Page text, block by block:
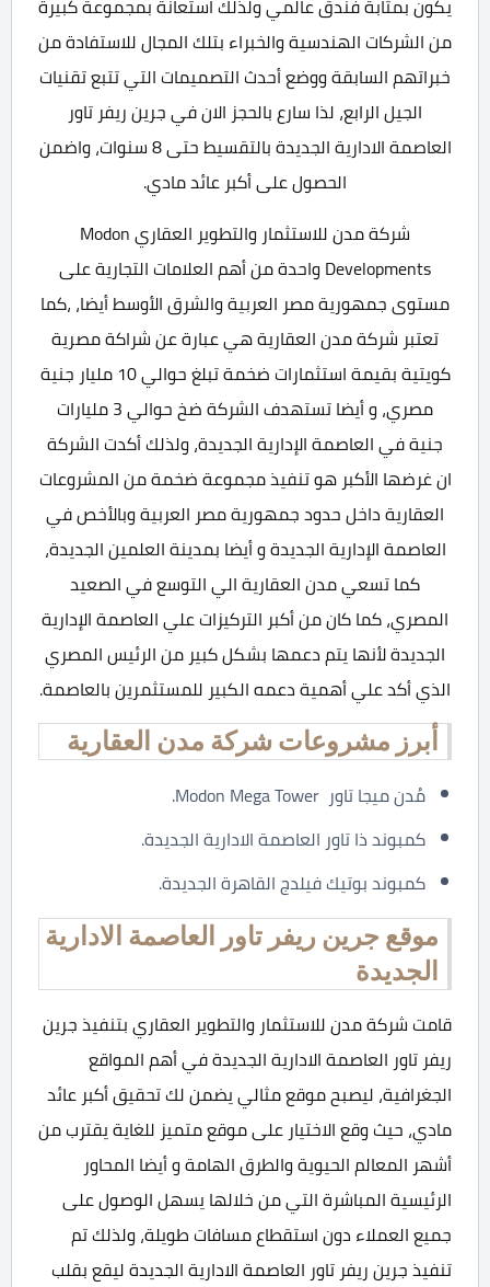
يكون بمثابة فندق عالمي ولذلك استعانة بمجموعة كبيرة
من الشركات الهندسية والخبراء بتلك المجال للاستفادة من
خبراتهم السابقة ووضع أحدث التصميمات التي تتبع تقنيات
الجيل الرابع، لذا سارع بالحجز الان في جرين ريفر تاور
العاصمة الادارية الجديدة بالتقسيط حتى 8 سنوات، واضمن
الحصول على أكبر عائد مادي.
شركة مدن للاستثمار والتطوير العقاري Modon
Developments واحدة من أهم العلامات التجارية على
مستوى جمهورية مصر العربية والشرق الأوسط أيضا، ،كما
تعتبر شركة مدن العقارية هي عبارة عن شراكة مصرية
كويتية بقيمة استثمارات ضخمة تبلغ حوالي 10 مليار جنية
مصري، و أيضا تستهدف الشركة ضخ حوالي 3 مليارات
جنية في العاصمة الإدارية الجديدة، ولذلك أكدت الشركة
ان غرضها الأكبر هو تنفيذ مجموعة ضخمة من المشروعات
العقارية داخل حدود جمهورية مصر العربية وبالأخص في
العاصمة الإدارية الجديدة و أيضا بمدينة العلمين الجديدة،
كما تسعي مدن العقارية الي التوسع في الصعيد
المصري، كما كان من أكبر التركيزات علي العاصمة الإدارية
الجديدة لأنها يتم دعمها بشكل كبير من الرئيس المصري
الذي أكد علي أهمية دعمه الكبير للمستثمرين بالعاصمة.
أبرز مشروعات شركة مدن العقارية
مُدن ميجا تاور Modon Mega Tower.
كمبوند ذا تاور العاصمة الادارية الجديدة.
كمبوند بوتيك فيلدج القاهرة الجديدة.
موقع جرين ريفر تاور العاصمة الادارية
الجديدة
قامت شركة مدن للاستثمار والتطوير العقاري بتنفيذ جرين
ريفر تاور العاصمة الادارية الجديدة في أهم المواقع
الجغرافية، ليصبح موقع مثالي يضمن لك تحقيق أكبر عائد
مادي، حيث وقع الاختيار على موقع متميز للغاية يقترب من
أشهر المعالم الحيوية والطرق الهامة و أيضا المحاور
الرئيسية المباشرة التي من خلالها يسهل الوصول على
جميع العملاء دون استقطاع مسافات طويلة، ولذلك تم
تنفيذ جرين ريفر تاور العاصمة الادارية الجديدة ليقع بقلب